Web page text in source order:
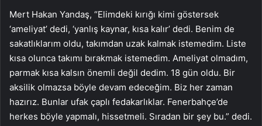
Mert Hakan Yandaş, “Elimdeki kırığı kimi göstersek
‘ameliyat’ dedi, ‘yanlış kaynar, kısa kalır’ dedi. Benim de
sakatlıklarım oldu, takımdan uzak kalmak istemedim. Liste
kısa olunca takımı bırakmak istemedim. Ameliyat olmadım,
parmak kısa kalsın önemli değil dedim. 18 gün oldu. Bir
aksilik olmazsa böyle devam edeceğim. Biz her zaman
hazırız. Bunlar ufak çaplı fedakarlıklar. Fenerbahçe’de
herkes böyle yapmalı, hissetmeli. Sıradan bir şey bu.” dedi.